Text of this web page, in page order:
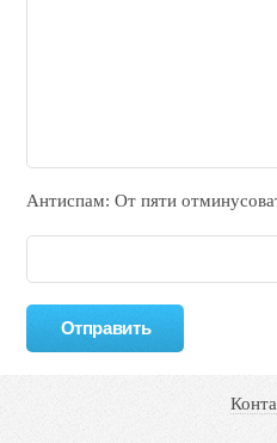
Антиспам: От пяти